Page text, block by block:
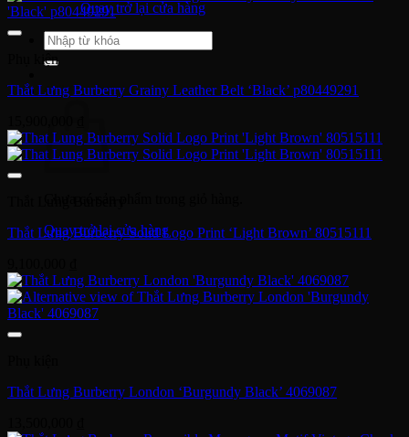
Quay trở lại cửa hàng
Tìm
kiếm:
Giỏ hàng
Quay trở lại cửa hàng
Phụ kiện
Thắt Lưng Burberry Grainy Leather Belt ‘Black’ p80449291
Thắt Lưng Burberry Solid Logo Print ‘Light Brown’ 80515111
Thắt Lưng Burberry London ‘Burgundy Black’ 4069087